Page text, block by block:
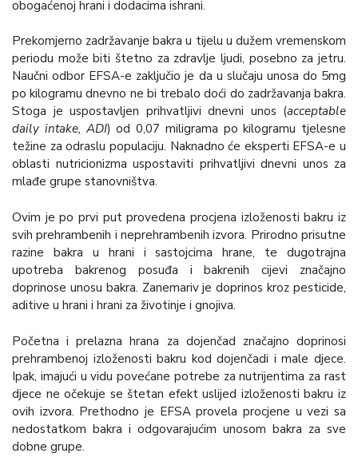
obogaćenoj hrani i dodacima ishrani.
Prekomjerno zadržavanje bakra u tijelu u dužem vremenskom
periodu može biti štetno za zdravlje ljudi, posebno za jetru.
Naučni odbor EFSA-e zaključio je da u slučaju unosa do 5mg
po kilogramu dnevno ne bi trebalo doći do zadržavanja bakra.
Stoga je uspostavljen prihvatljivi dnevni unos (acceptable
daily intake, ADI) od 0,07 miligrama po kilogramu tjelesne
težine za odraslu populaciju. Naknadno će eksperti EFSA-e u
oblasti nutricionizma uspostaviti prihvatljivi dnevni unos za
mlađe grupe stanovništva.
Ovim je po prvi put provedena procjena izloženosti bakru iz
svih prehrambenih i neprehrambenih izvora. Prirodno prisutne
razine bakra u hrani i sastojcima hrane, te dugotrajna
upotreba bakrenog posuđa i bakrenih cijevi značajno
doprinose unosu bakra. Zanemariv je doprinos kroz pesticide,
aditive u hrani i hrani za životinje i gnojiva.
Početna i prelazna hrana za dojenčad značajno doprinosi
prehrambenoj izloženosti bakru kod dojenčadi i male djece.
Ipak, imajući u vidu povećane potrebe za nutrijentima za rast
djece ne očekuje se štetan efekt uslijed izloženosti bakru iz
ovih izvora. Prethodno je EFSA provela procjene u vezi sa
nedostatkom bakra i odgovarajućim unosom bakra za sve
dobne grupe.